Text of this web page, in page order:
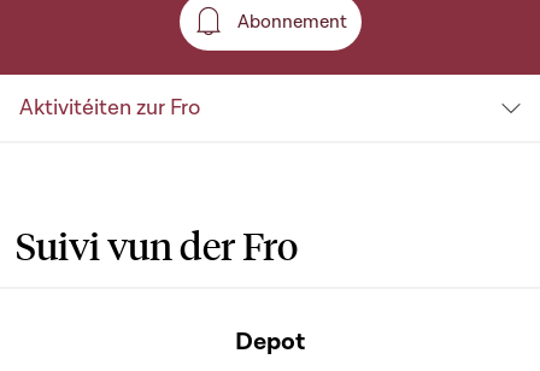
Abonnement
Abonnement
Aktivitéiten zur Fro
Suivi vun der Fro
Depot